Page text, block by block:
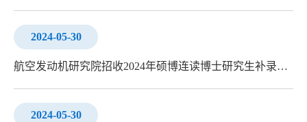
2024-05-30
航空发动机研究院招收2024年硕博连读博士研究生补录取结果公示
2024-05-30